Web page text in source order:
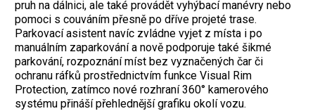
pruh na dálnici, ale také provádět vyhýbací manévry nebo
pomoci s couváním přesně po dříve projeté trase.
Parkovací asistent navíc zvládne vyjet z místa i po
manuálním zaparkování a nově podporuje také šikmé
parkování, rozpoznání míst bez vyznačených čar či
ochranu ráfků prostřednictvím funkce Visual Rim
Protection, zatímco nové rozhraní 360° kamerového
systému přináší přehlednější grafiku okolí vozu.